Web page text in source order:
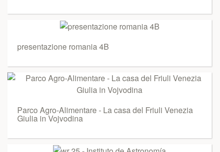
presentazione romania 4B
Parco Agro-Alimentare - La casa del Friuli Venezia
Giulia in Vojvodina